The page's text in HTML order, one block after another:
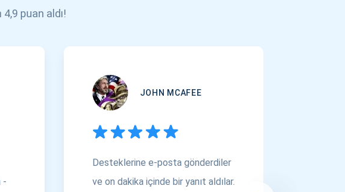
puan aldı!
-
JOHN MCAFEE
Desteklerine e-posta gönderdiler
ve on dakika içinde bir yanıt aldılar.